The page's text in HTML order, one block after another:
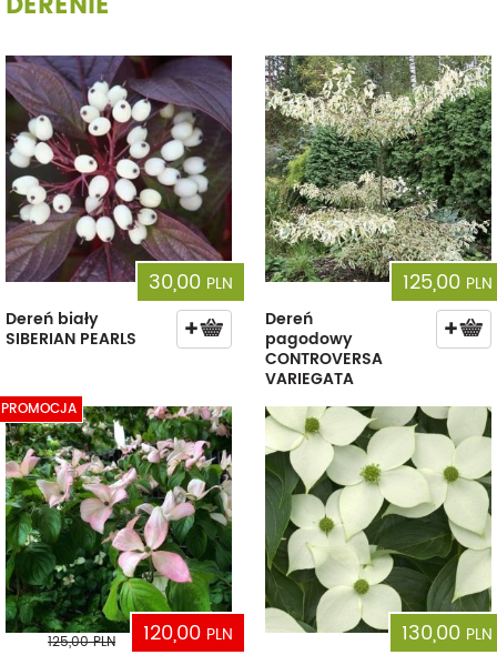
30,00 PLN
Dereń biały
SIBERIAN PEARLS
125,00 PLN
Dereń
pagodowy
CONTROVERSA
VARIEGATA
PROMOCJA
120,00 PLN
125,00PLN 130,00 PLN